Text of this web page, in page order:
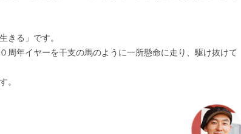
きる」です。
周年イヤーを干支の馬のように一所懸命に走り、駆け抜けて
。